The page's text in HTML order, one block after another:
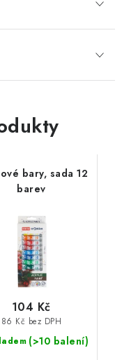
bary, sada 12
barev
(>10 balení)
86 Kč bez DPH
104 Kč